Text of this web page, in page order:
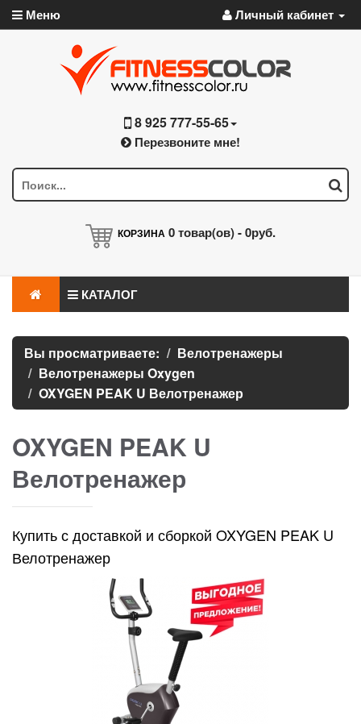
Меню Личный кабинет
8 925 777-55-65
Перезвоните мне!
КОРЗИНА 0товар(ов) -0руб.
КАТАЛОГ
Вы просматриваете:
Велотренажеры
Велотренажеры Oxygen
OXYGEN PEAK U Велотренажер
OXYGEN PEAK U
Велотренажер
Купить с доставкой и сборкой OXYGEN PEAK U
Велотренажер